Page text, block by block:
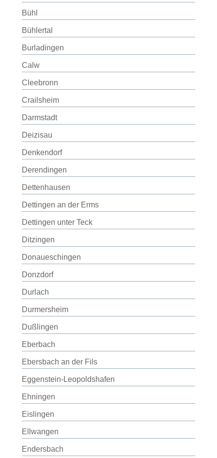
Bühl
Bühlertal
Burladingen
Calw
Cleebronn
Crailsheim
Darmstadt
Deizisau
Denkendorf
Derendingen
Dettenhausen
Dettingen an der Erms
Dettingen unter Teck
Ditzingen
Donaueschingen
Donzdorf
Durlach
Durmersheim
Dußlingen
Eberbach
Ebersbach an der Fils
Eggenstein-Leopoldshafen
Ehningen
Eislingen
Ellwangen
Endersbach